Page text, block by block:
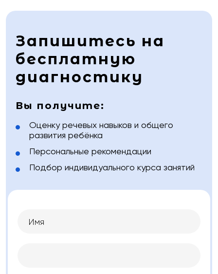
Запишитесь на
бесплатную
диагностику
Вы получите:
Оценку речевых навыков и общего
развития ребёнка
Персональные рекомендации
Подбор индивидуального курса занятий